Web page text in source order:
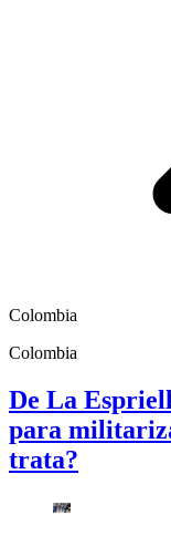
Colombia
Colombia
De La
para
trata?